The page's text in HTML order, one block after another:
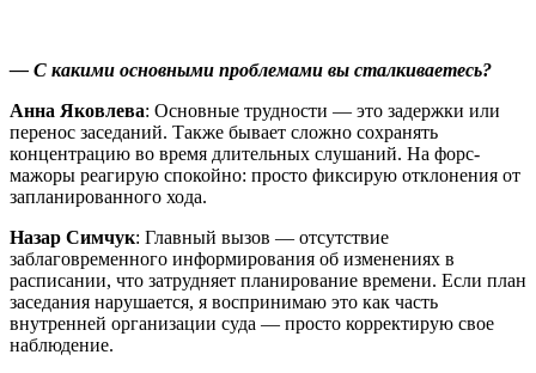
— С какими основными проблемами вы сталкиваетесь?
Анна Яковлева: Основные трудности — это задержки или
перенос заседаний. Также бывает сложно сохранять
концентрацию во время длительных слушаний. На форс-
мажоры реагирую спокойно: просто фиксирую отклонения от
запланированного хода.
Назар Симчук: Главный вызов — отсутствие
заблаговременного информирования об изменениях в
расписании, что затрудняет планирование времени. Если план
заседания нарушается, я воспринимаю это как часть
внутренней организации суда — просто корректирую свое
наблюдение.